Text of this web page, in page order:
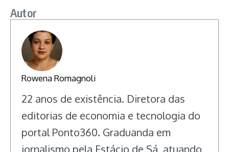
Autor
Rowena Romagnoli
22 anos de existência. Diretora das
editorias de economia e tecnologia do
portal Ponto360. Graduanda em
jornalismo pela Estácio de Sá, atuando